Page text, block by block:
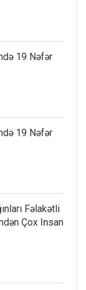
19 Nəfər
19 Nəfər
Fəlakətli
Çox Insan